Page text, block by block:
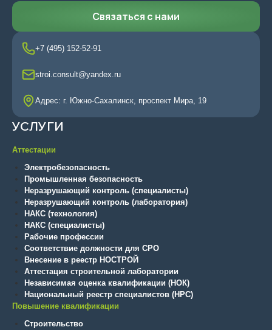
Связаться с нами
+7 (495) 152-52-91
stroi.consult@yandex.ru
Адрес: г. Южно-Сахалинск, проспект Мира, 19
УСЛУГИ
Аттестации
Электробезопасность
Промышленная безопасность
Неразрушающий контроль (специалисты)
Неразрушающий контроль (лаборатория)
НАКС (технология)
НАКС (специалисты)
Рабочие профессии
Соответствие должности для СРО
Внесение в реестр НОСТРОЙ
Аттестация строительной лаборатории
Независимая оценка квалификации (НОК)
Национальный реестр специалистов (НРС)
Повышение квалификации
Строительство